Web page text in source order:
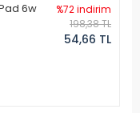
6w
%72 indirim
198,38 TL
54,66 TL